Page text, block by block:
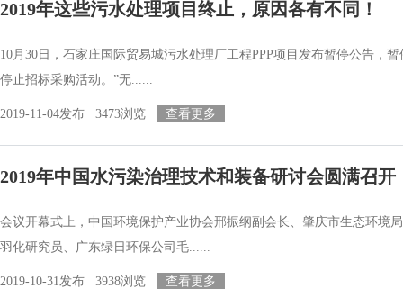
2019年这些污水处理项目终止，原因各有不同！
10月30日，石家庄国际贸易城污水处理厂工程PPP项目发布暂停公告，
停止招标采购活动。”无......
2019-11-04发布 3473浏览 查看更多
2019年中国水污染治理技术和装备研讨会圆满召开
会议开幕式上，中国环境保护产业协会邢振纲副会长、肇庆市生态环境
羽化研究员、广东绿日环保公司毛......
2019-10-31发布 3938浏览 查看更多